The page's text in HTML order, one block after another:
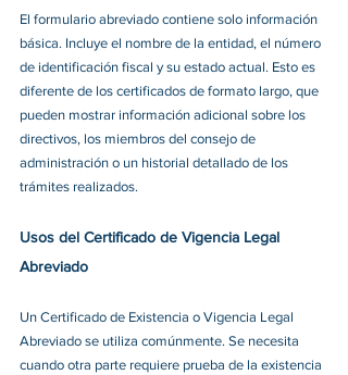
El formulario abreviado contiene solo información
básica. Incluye el nombre de la entidad, el número
de identificación fiscal y su estado actual. Esto es
diferente de los certificados de formato largo, que
pueden mostrar información adicional sobre los
directivos, los miembros del consejo de
administración o un historial detallado de los
trámites realizados.
Usos del Certificado de Vigencia Legal
Abreviado
Un Certificado de Existencia o Vigencia Legal
Abreviado se utiliza comúnmente. Se necesita
cuando otra parte requiere prueba de la existencia